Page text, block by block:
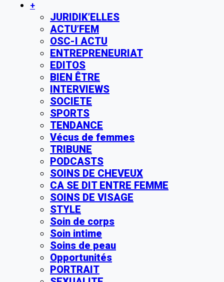
+
JURIDIK’ELLES
ACTU’FEM
OSC-I ACTU
ENTREPRENEURIAT
EDITOS
BIEN ÊTRE
INTERVIEWS
SOCIETE
SPORTS
TENDANCE
Vécus de femmes
TRIBUNE
PODCASTS
SOINS DE CHEVEUX
CA SE DIT ENTRE FEMME
SOINS DE VISAGE
STYLE
Soin de corps
Soin intime
Soins de peau
Opportunités
PORTRAIT